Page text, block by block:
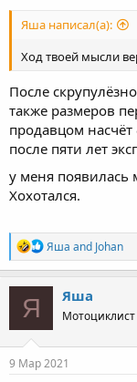
Яша написал(а):
Ход твоей мысли
После
также размеров
продавцом
после пяти лет
у меня
Хохотался.
R
e
a
c
o
n
s
Яша and Johan
Я Яша
Мотоциклист
9 Мар 2021